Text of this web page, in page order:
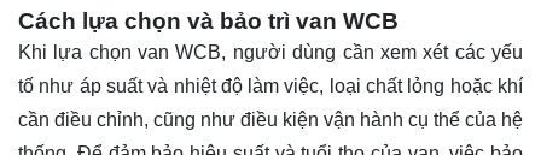
Cách lựa chọn và bảo trì van WCB
Khi lựa chọn van WCB, người dùng cần xem xét các yếu
tố như áp suất và nhiệt độ làm việc, loại chất lỏng hoặc khí
cần điều chỉnh, cũng như điều kiện vận hành cụ thể của hệ